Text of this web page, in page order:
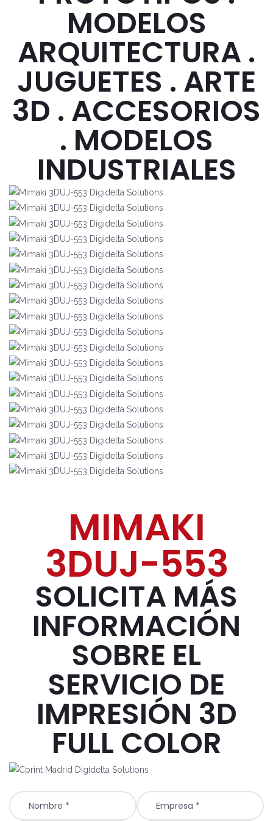
MODELOS
ARQUITECTURA .
JUGUETES . ARTE
3D . ACCESORIOS
. MODELOS
INDUSTRIALES
MIMAKI
3DUJ-553
SOLICITA MÁS
INFORMACIÓN
SOBRE EL
SERVICIO DE
IMPRESIÓN 3D
FULL COLOR